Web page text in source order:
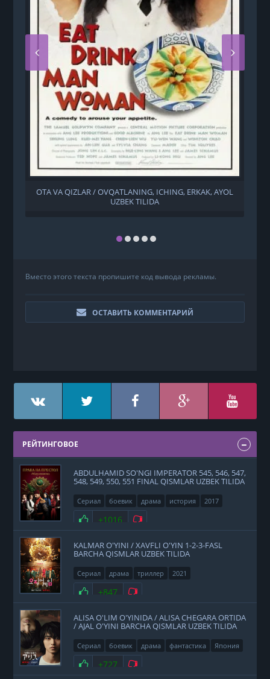
OTA VA QIZLAR / OVQATLANING, ICHING, ERKAK, AYOL
UZBEK TILIDA
Вместо этого текста пропишите код вывода рекламы.
ОСТАВИТЬ КОММЕНТАРИЙ
РЕЙТИНГОВОЕ
ABDULHAMID SO'NGI IMPERATOR 545, 546, 547,
548, 549, 550, 551 FINAL QISMLAR UZBEK TILIDA
Сериал боевик драма история 2017
Нравится
+1016 Не нравится
KALMAR O'YINI / XAVFLI O'YIN 1-2-3-FASL
BARCHA QISMLAR UZBEK TILIDA
Сериал драма триллер 2021
Нравится
+847 Не нравится
ALISA O'LIM O'YINIDA / ALISA CHEGARA ORTIDA
/ AJAL O'YINI BARCHA QISMLAR UZBEK TILIDA
Сериал боевик драма фантастика
Япония
2020
Нравится
+727 Не нравится